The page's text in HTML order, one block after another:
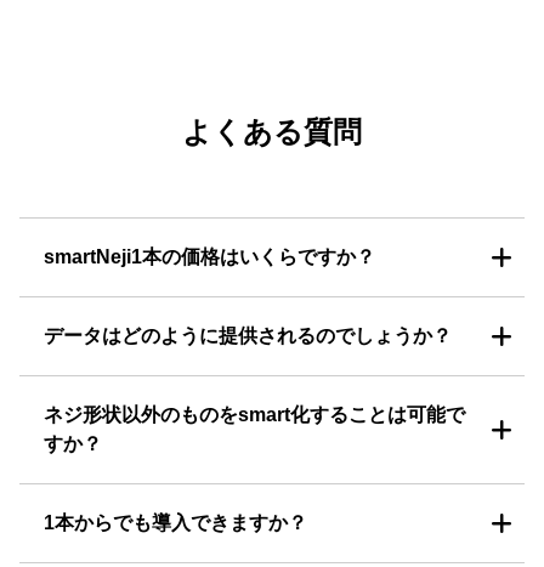
よくある質問
smartNeji1本の価格はいくらですか？
データはどのように提供されるのでしょうか？
ネジ形状以外のものをsmart化することは可能で
すか？
1本からでも導入できますか？